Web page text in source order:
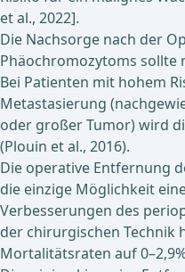
et al., 2022].
Die Nachsorge nach der
Phäochromozytoms sollte
Bei Patienten mit hohem
Metastasierung
oder großer Tumor) wird
(Plouin et al., 2016).
Die operative Entfernung
die einzige Möglichkeit
Verbesserungen des
der chirurgischen Technik
Mortalitätsraten auf